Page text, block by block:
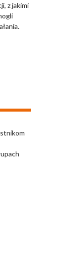
z jakimi